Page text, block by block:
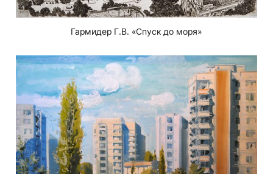
Гармидер Г.В. «Спуск до моря»